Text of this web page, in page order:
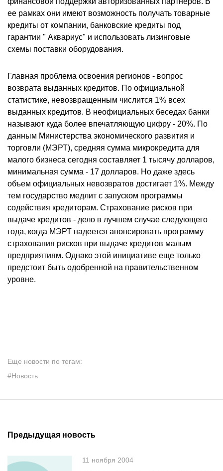
ее рамках они имеют возможность получать товарные
кредиты от компании, банковские кредиты под
гарантии " Аквариус" и использовать лизинговые
схемы поставки оборудования.
Главная проблема освоения регионов - вопрос
возврата выданных кредитов. По официальной
статистике, невозвращенным числится 1% всех
выданных кредитов. В неофициальных беседах банки
называют куда более впечатляющую цифру - 20%. По
данным Министерства экономического развития и
торговли (МЭРТ), средняя сумма микрокредита для
малого бизнеса сегодня составляет 1 тысячу долларов,
минимальная сумма - 17 долларов. Но даже здесь
объем официальных невозвратов достигает 1%. Между
тем государство медлит с запуском программы
содействия кредиторам. Страхование рисков при
выдаче кредитов - дело в лучшем случае следующего
года, когда МЭРТ надеется анонсировать программу
страхования рисков при выдаче кредитов малым
предприятиям. Однако этой инициативе еще только
предстоит быть одобренной на правительственном
уровне.
Еще новости по тегам:
#Новость
Предыдущая новость
11 ноября 2004